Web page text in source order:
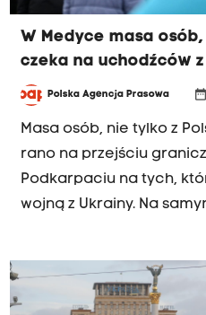
W Medyce masa
czeka na uchodźców
Polska Agencja Prasowa date_range
Masa osób, nie tylko z
rano na przejściu
Podkarpaciu na tych,
wojną z Ukrainy. Na